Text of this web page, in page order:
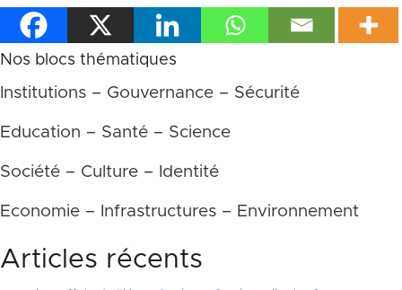
Nos blocs thématiques
Institutions – Gouvernance – Sécurité
Education – Santé – Science
Société – Culture – Identité
Economie – Infrastructures – Environnement
Articles récents